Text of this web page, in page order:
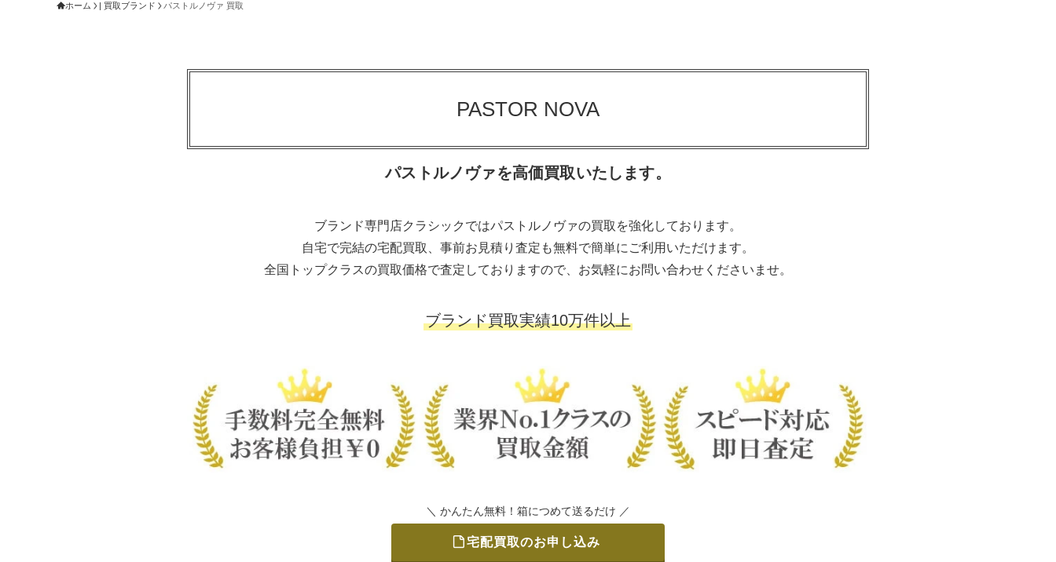
ホーム | 買取ブランド パストルノヴァ 買取
PASTOR NOVA
パストルノヴァを高価買取いたします。
ブランド専門店クラシックではパストルノヴァの買取を強化しております。
自宅で完結の宅配買取、事前お見積り査定も無料で簡単にご利用いただけます。
全国トップクラスの買取価格で査定しておりますので、お気軽にお問い合わせくださいませ。
ブランド買取実績10万件以上
＼ かんたん無料！箱につめて送るだけ ／
宅配買取のお申し込み